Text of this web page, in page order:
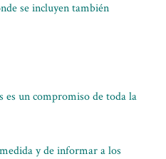
se incluyen también
es un compromiso de toda la
y de informar a los